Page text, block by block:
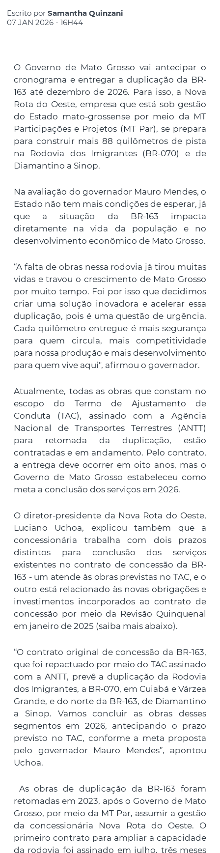
Escrito por Samantha Quinzani
07 JAN 2026 - 16H44
O Governo de Mato Grosso vai antecipar o
cronograma e entregar a duplicação da BR-
163 até dezembro de 2026. Para isso, a Nova
Rota do Oeste, empresa que está sob gestão
do Estado mato-grossense por meio da MT
Participações e Projetos (MT Par), se prepara
para construir mais 88 quilômetros de pista
na Rodovia dos Imigrantes (BR-070) e de
Diamantino a Sinop.
Na avaliação do governador Mauro Mendes, o
Estado não tem mais condições de esperar, já
que a situação da BR-163 impacta
diretamente na vida da população e no
desenvolvimento econômico de Mato Grosso.
“A falta de obras nessa rodovia já tirou muitas
vidas e travou o crescimento de Mato Grosso
por muito tempo. Foi por isso que decidimos
criar uma solução inovadora e acelerar essa
duplicação, pois é uma questão de urgência.
Cada quilômetro entregue é mais segurança
para quem circula, mais competitividade
para nossa produção e mais desenvolvimento
para quem vive aqui", afirmou o governador.
Atualmente, todas as obras que constam no
escopo do Termo de Ajustamento de
Conduta (TAC), assinado com a Agência
Nacional de Transportes Terrestres (ANTT)
para retomada da duplicação, estão
contratadas e em andamento. Pelo contrato,
a entrega deve ocorrer em oito anos, mas o
Governo de Mato Grosso estabeleceu como
meta a conclusão dos serviços em 2026.
O diretor-presidente da Nova Rota do Oeste,
Luciano Uchoa, explicou também que a
concessionária trabalha com dois prazos
distintos para conclusão dos serviços
existentes no contrato de concessão da BR-
163 - um atende às obras previstas no TAC, e o
outro está relacionado às novas obrigações e
investimentos incorporados ao contrato de
concessão por meio da Revisão Quinquenal
em janeiro de 2025 (saiba mais abaixo).
“O contrato original de concessão da BR-163,
que foi repactuado por meio do TAC assinado
com a ANTT, prevê a duplicação da Rodovia
dos Imigrantes, a BR-070, em Cuiabá e Várzea
Grande, e do norte da BR-163, de Diamantino
a Sinop. Vamos concluir as obras desses
segmentos em 2026, antecipando o prazo
previsto no TAC, conforme a meta proposta
pelo governador Mauro Mendes”, apontou
Uchoa.
As obras de duplicação da BR-163 foram
retomadas em 2023, após o Governo de Mato
Grosso, por meio da MT Par, assumir a gestão
da concessionária Nova Rota do Oeste. O
primeiro contrato para ampliar a capacidade
da rodovia foi assinado em julho, três meses